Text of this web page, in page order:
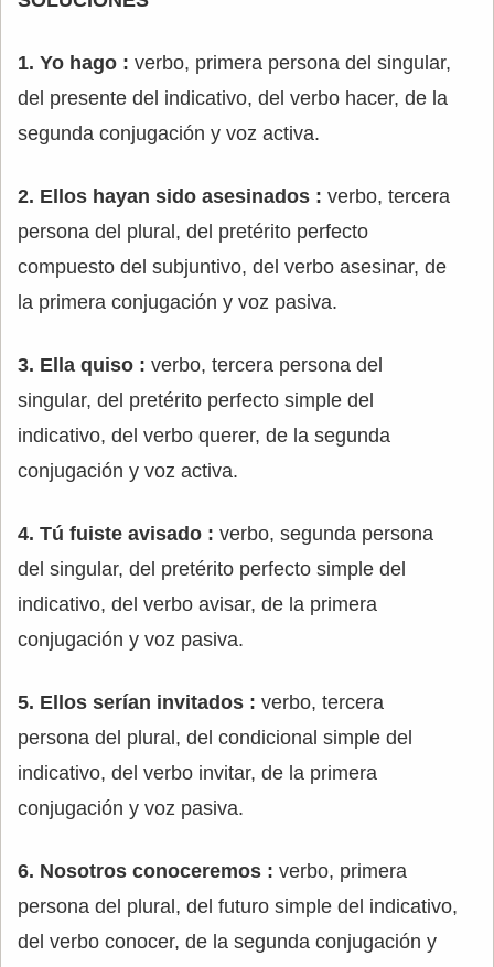
1. Yo hago : verbo, primera persona del singular,
del presente del indicativo, del verbo hacer, de la
segunda conjugación y voz activa.
2. Ellos hayan sido asesinados : verbo, tercera
persona del plural, del pretérito perfecto
compuesto del subjuntivo, del verbo asesinar, de
la primera conjugación y voz pasiva.
3. Ella quiso : verbo, tercera persona del
singular, del pretérito perfecto simple del
indicativo, del verbo querer, de la segunda
conjugación y voz activa.
4. Tú fuiste avisado : verbo, segunda persona
del singular, del pretérito perfecto simple del
indicativo, del verbo avisar, de la primera
conjugación y voz pasiva.
5. Ellos serían invitados : verbo, tercera
persona del plural, del condicional simple del
indicativo, del verbo invitar, de la primera
conjugación y voz pasiva.
6. Nosotros conoceremos : verbo, primera
persona del plural, del futuro simple del indicativo,
del verbo conocer, de la segunda conjugación y